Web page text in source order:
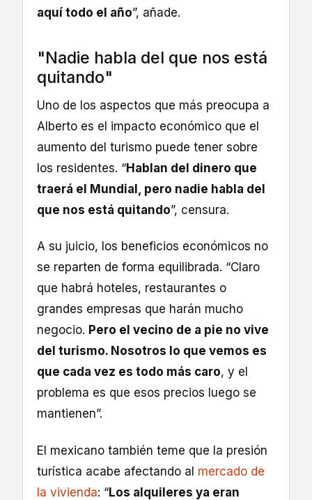
aquí todo el año”, añade.
"Nadie habla del que nos está
quitando"
Uno de los aspectos que más preocupa a
Alberto es el impacto económico que el
aumento del turismo puede tener sobre
los residentes. “Hablan del dinero que
traerá el Mundial, pero nadie habla del
que nos está quitando”, censura.
A su juicio, los beneficios económicos no
se reparten de forma equilibrada. “Claro
que habrá hoteles, restaurantes o
grandes empresas que harán mucho
negocio. Pero el vecino de a pie no vive
del turismo. Nosotros lo que vemos es
que cada vez es todo más caro, y el
problema es que esos precios luego se
mantienen”.
El mexicano también teme que la presión
turística acabe afectando al mercado de
la vivienda: “Los alquileres ya eran